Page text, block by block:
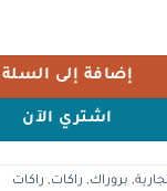
إضافة إلى السلة
اشتري الآن
, بروراك, راكات, راكات